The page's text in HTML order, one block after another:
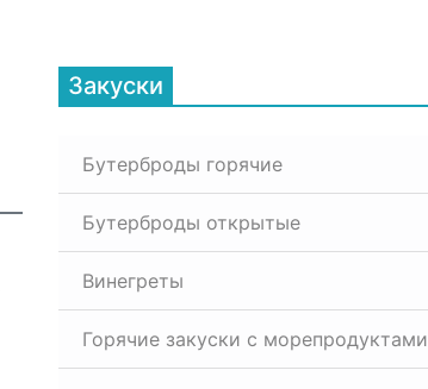
Закуски
Бутерброды горячие
Бутерброды открытые
Винегреты
Горячие закуски с морепродуктами